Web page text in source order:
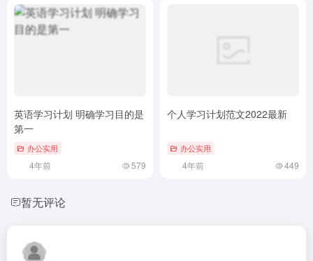
英语学习计划 明确学习目的是
第一
办公实用
4年前 579
个人学习计划范文2022最新
办公实用
4年前 449
暂无评论